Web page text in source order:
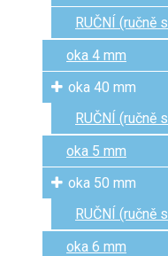
RUČNÍ (ručně
oka 4 mm
oka 40 mm
RUČNÍ (ručně
oka 5 mm
oka 50 mm
RUČNÍ (ručně
oka 6 mm